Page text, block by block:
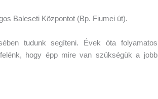
Baleseti Központot (Bp. Fiumei út).
tudunk segíteni. Évek óta folyamatos
hogy épp mire van szükségük a jobb